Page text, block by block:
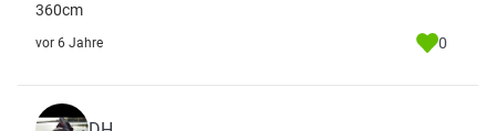
360cm
vor 6 Jahre 0